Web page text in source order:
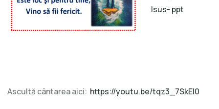
Isus- ppt
Ascultă cântarea aici: https://youtu.be/tqz3_7SkEI0